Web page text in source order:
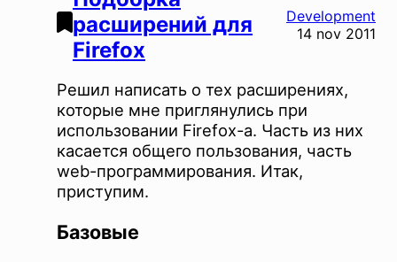
расширений для
Firefox
Development
14 nov 2011
Решил написать о тех расширениях,
которые мне приглянулись при
использовании Firefox-а. Часть из них
касается общего пользования, часть
web-программирования. Итак,
приступим.
Базовые